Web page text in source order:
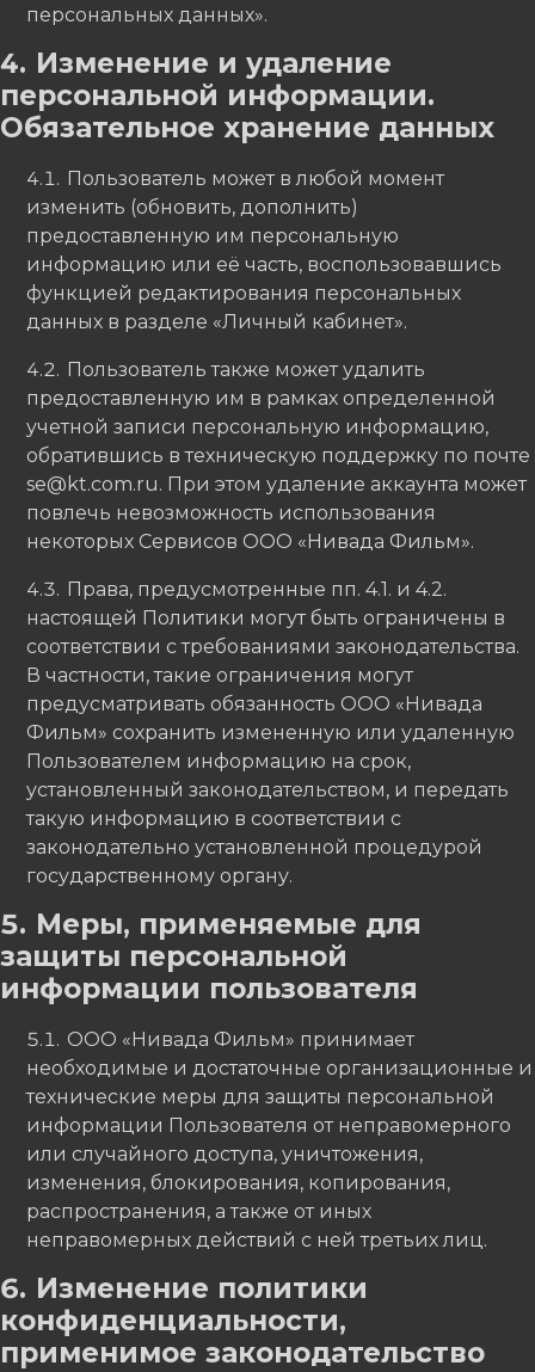
персональных данных».
Изменение и удаление
персональной информации.
Обязательное хранение данных
Пользователь может в любой момент
изменить (обновить, дополнить)
предоставленную им персональную
информацию или её часть, воспользовавшись
функцией редактирования персональных
данных в разделе «Личный кабинет».
Пользователь также может удалить
предоставленную им в рамках определенной
учетной записи персональную информацию,
обратившись в техническую поддержку по почте
se@kt.com.ru. При этом удаление аккаунта может
повлечь невозможность использования
некоторых Сервисов ООО «Нивада Фильм».
Права, предусмотренные пп. 4.1. и 4.2.
настоящей Политики могут быть ограничены в
соответствии с требованиями законодательства.
В частности, такие ограничения могут
предусматривать обязанность ООО «Нивада
Фильм» сохранить измененную или удаленную
Пользователем информацию на срок,
установленный законодательством, и передать
такую информацию в соответствии с
законодательно установленной процедурой
государственному органу.
Меры, применяемые для
защиты персональной
информации пользователя
ООО «Нивада Фильм» принимает
необходимые и достаточные организационные и
технические меры для защиты персональной
информации Пользователя от неправомерного
или случайного доступа, уничтожения,
изменения, блокирования, копирования,
распространения, а также от иных
неправомерных действий с ней третьих лиц.
Изменение политики
конфиденциальности,
применимое законодательство